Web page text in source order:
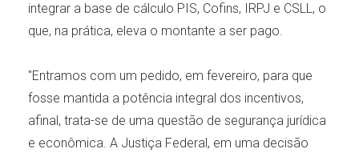
integrar a base de cálculo PIS, Cofins, IRPJ e CSLL, o
que, na prática, eleva o montante a ser pago.
"Entramos com um pedido, em fevereiro, para que
fosse mantida a potência integral dos incentivos,
afinal, trata-se de uma questão de segurança jurídica
e econômica. A Justiça Federal, em uma decisão